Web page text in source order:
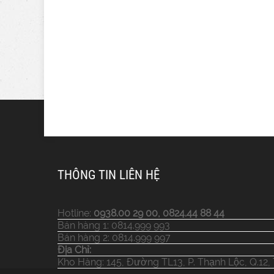
THÔNG TIN LIÊN HỆ
Hotline: 0938.00 29 00, 0824.44 88 44
Bán hàng 1: 0814.999 993
Bán hàng 2: 0814.999 997
Địa Chỉ:
Kho Hàng: 145, Đường TL13, P. Thạnh Lộc,